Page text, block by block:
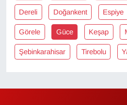
Dereli Doğankent Espiye
Görele Güce Keşap
Şebinkarahisar Tirebolu
Kim Kimdir?
Kültür & Sanat
KURDÎ